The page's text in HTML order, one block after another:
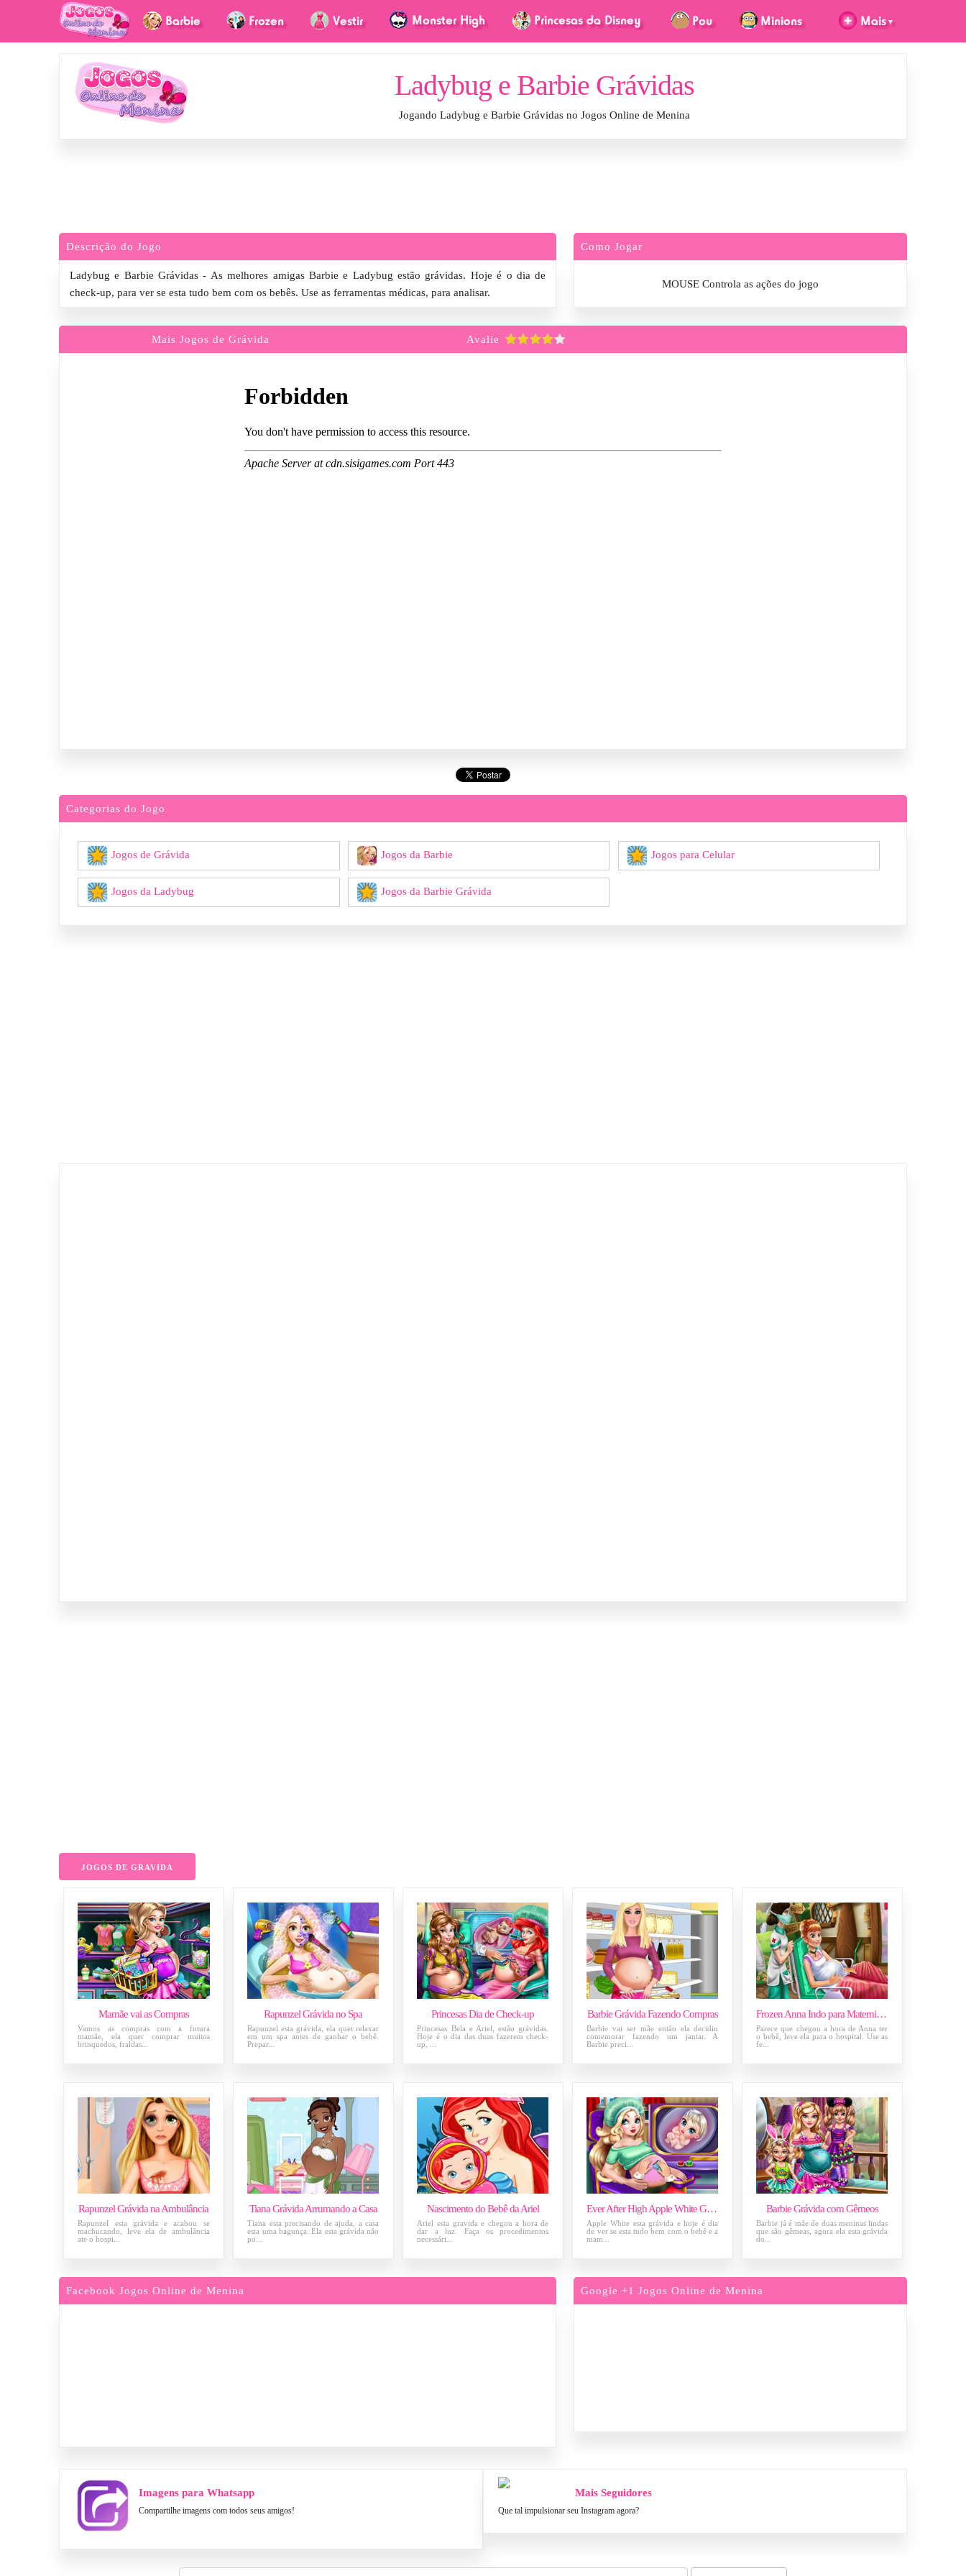
Ladybug e Barbie Grávidas
Jogando Ladybug e Barbie Grávidas no Jogos Online de Menina
Descrição do Jogo
Ladybug e Barbie Grávidas - As melhores amigas Barbie e Ladybug estão grávidas. Hoje é o dia de
check-up, para ver se esta tudo bem com os bebês. Use as ferramentas médicas, para analisar.
Como Jogar
MOUSE Controla as ações do jogo
Mais Jogos de Grávida Avalie
Categorias do Jogo
Jogos de Grávida Jogos da Barbie Jogos para Celular
Jogos da Ladybug Jogos da Barbie Grávida
JOGOS DE GRAVIDA
Mamãe vai as Compras
Vamos as compras com a futura
mamãe, ela quer comprar muitos
brinquedos, fraldas...
Rapunzel Grávida no Spa
Rapunzel esta grávida, ela quer relaxar
em um spa antes de ganhar o bebê.
Prepar...
Princesas Dia de Check-up
Princesas Bela e Ariel, estão grávidas.
Hoje é o dia das duas fazerem check-
up, ...
Barbie Grávida Fazendo Compras
Barbie vai ser mãe então ela decidiu
comemorar fazendo um jantar. A
Barbie preci...
Frozen Anna Indo para Maternidade
Parece que chegou a hora de Anna ter
o bebê, leve ela para o hospital. Use as
fe...
Rapunzel Grávida na Ambulância
Rapunzel esta grávida e acabou se
machucando, leve ela de ambulância
ate o hospi...
Tiana Grávida Arrumando a Casa
Tiana esta precisando de ajuda, a casa
esta uma bagunça. Ela esta grávida não
po...
Nascimento do Bebê da Ariel
Ariel esta gravida e chegou a hora de
dar a luz. Faça os procedimentos
necessári...
Ever After High Apple White Grávida
Apple White esta grávida e hoje é dia
de ver se esta tudo bem com o bebê e a
mam...
Barbie Grávida com Gêmeos
Barbie já é mãe de duas meninas lindas
que são gêmeas, agora ela esta grávida
do...
Facebook Jogos Online de Menina Google +1 Jogos Online de Menina
Imagens para Whatsapp
Compartilhe imagens com todos seus amigos!
Mais Seguidores
Que tal impulsionar seu Instagram agora?